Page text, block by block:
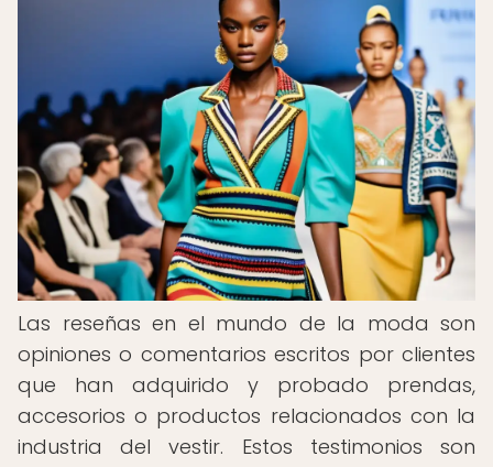
Las reseñas en el mundo de la moda son
opiniones o comentarios escritos por clientes
que han adquirido y probado prendas,
accesorios o productos relacionados con la
industria del vestir. Estos testimonios son